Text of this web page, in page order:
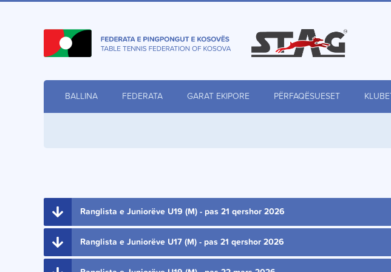
BALLINA FEDERATA GARAT EKIPORE PËRFAQËSUESET KLUBET
Ranglista e Juniorëve U19 (M) - pas 21 qershor 2026
Ranglista e Juniorëve U17 (M) - pas 21 qershor 2026